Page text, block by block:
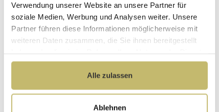
Verwendung unserer Website an unsere Partner für
soziale Medien, Werbung und Analysen weiter. Unsere
Partner führen diese Informationen möglicherweise mit
weiteren Daten zusammen, die Sie ihnen bereitgestellt
gesammelt haben.
Alle zulassen
Ablehnen
129,80 €*
In den Warenkorb
Produktdetails